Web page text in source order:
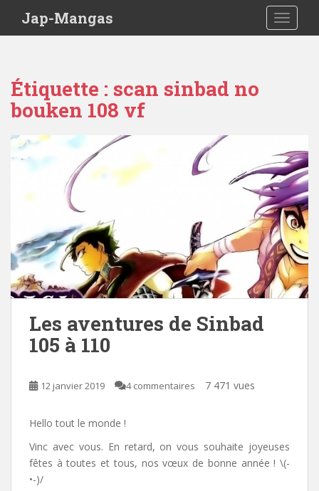
Jap-Mangas
Étiquette : scan sinbad no
bouken 108 vf
Les aventures de Sinbad
105 à 110
12 janvier 2019 4 commentaires 7 471 vues
Hello tout le monde !
Vinc avec vous. En retard, on vous souhaite joyeuses
fêtes à toutes et tous, nos vœux de bonne année ! \(-
•-)/